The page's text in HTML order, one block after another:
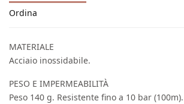
Ordina
MATERIALE
Acciaio inossidabile.
PESO E IMPERMEABILITÀ
Peso 140 g. Resistente fino a 10 bar (100m).